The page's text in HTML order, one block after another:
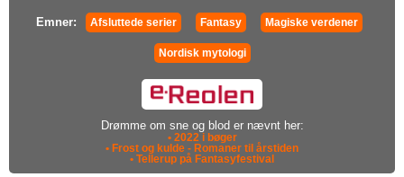
Emner: Afsluttede serier Fantasy Magiske verdener
Nordisk mytologi
Drømme om sne og blod er nævnt her:
• 2022 i bøger
• Frost og kulde - Romaner til årstiden
• Tellerup på Fantasyfestival